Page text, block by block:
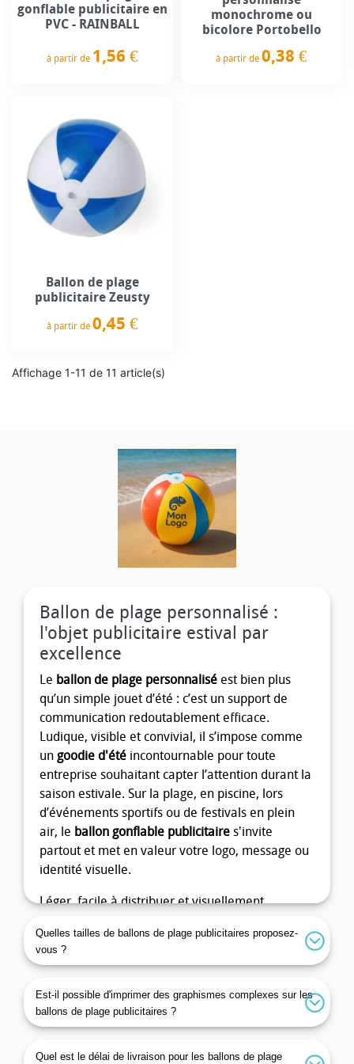
Ballon de plage personnalisé :
l'objet publicitaire estival par
excellence
Le ballon de plage personnalisé est bien plus
qu’un simple jouet d’été : c’est un support de
communication redoutablement efficace.
Ludique, visible et convivial, il s’impose comme
un goodie d'été incontournable pour toute
entreprise souhaitant capter l’attention durant la
saison estivale. Sur la plage, en piscine, lors
d’événements sportifs ou de festivals en plein
air, le ballon gonflable publicitaire s'invite
partout et met en valeur votre logo, message ou
identité visuelle.
Léger, facile à distribuer et visuellement
s’intègre parfaitement dans une stratégie de
communication saisonnière. Offert en tant que
positive entre votre marque et les moments de
détente et de plaisir. Que vous soyez une
entreprise touristique, une marque lifestyle ou
un organisateur d'événements, leballon flottant
Quelles tailles de ballons de plage publicitaires proposez-
vous ?
Est-il possible d'imprimer des graphismes complexes sur les
ballons de plage publicitaires ?
Quel est le délai de livraison pour les ballons de plage
gonflable publicitaire en
PVC - RAINBALL
à partir de 1,56 €
monochrome ou
bicolore Portobello
à partir de 0,38 €
Ballon de plage
publicitaire Zeusty
à partir de 0,45 €
Affichage 1-11 de 11 article(s)